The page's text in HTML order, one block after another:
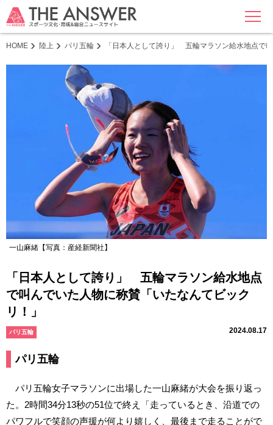
MENU
HOME 陸上 パリ五輪 「日本人として誇り」 五輪マラソン給水地点で
一山麻緒【写真：産経新聞社】
「日本人として誇り」 五輪マラソン給水地点
で叫んでいた人物に称賛「いたなんてビック
リ！」
パリ五輪 2024.08.17
パリ五輪
パリ五輪女子マラソンに出場した一山麻緒が大会を振り返っ
た。2時間34分13秒の51位で終え「走っているとき、沿道での
パワフルで笑顔の声援が何より嬉しく、最後まで走ることがで